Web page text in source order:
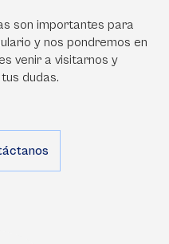
son importantes para
y nos pondremos en
venir a visitarnos y
dudas.